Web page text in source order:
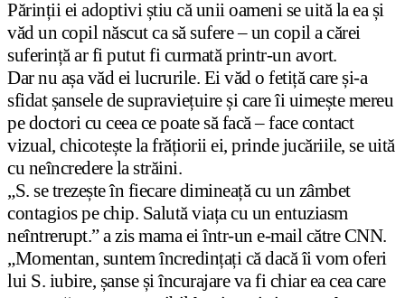
Părinții ei adoptivi știu că unii oameni se uită la ea și
văd un copil născut ca să sufere – un copil a cărei
suferință ar fi putut fi curmată printr-un avort.
Dar nu așa văd ei lucrurile. Ei văd o fetiță care și-a
sfidat șansele de supraviețuire și care îi uimește mereu
pe doctori cu ceea ce poate să facă – face contact
vizual, chicotește la frățiorii ei, prinde jucăriile, se uită
cu neîncredere la străini.
„S. se trezește în fiecare dimineață cu un zâmbet
contagios pe chip. Salută viața cu un entuziasm
neîntrerupt.” a zis mama ei într-un e-mail către CNN.
„Momentan, suntem încredințați că dacă îi vom oferi
lui S. iubire, șanse și încurajare va fi chiar ea cea care